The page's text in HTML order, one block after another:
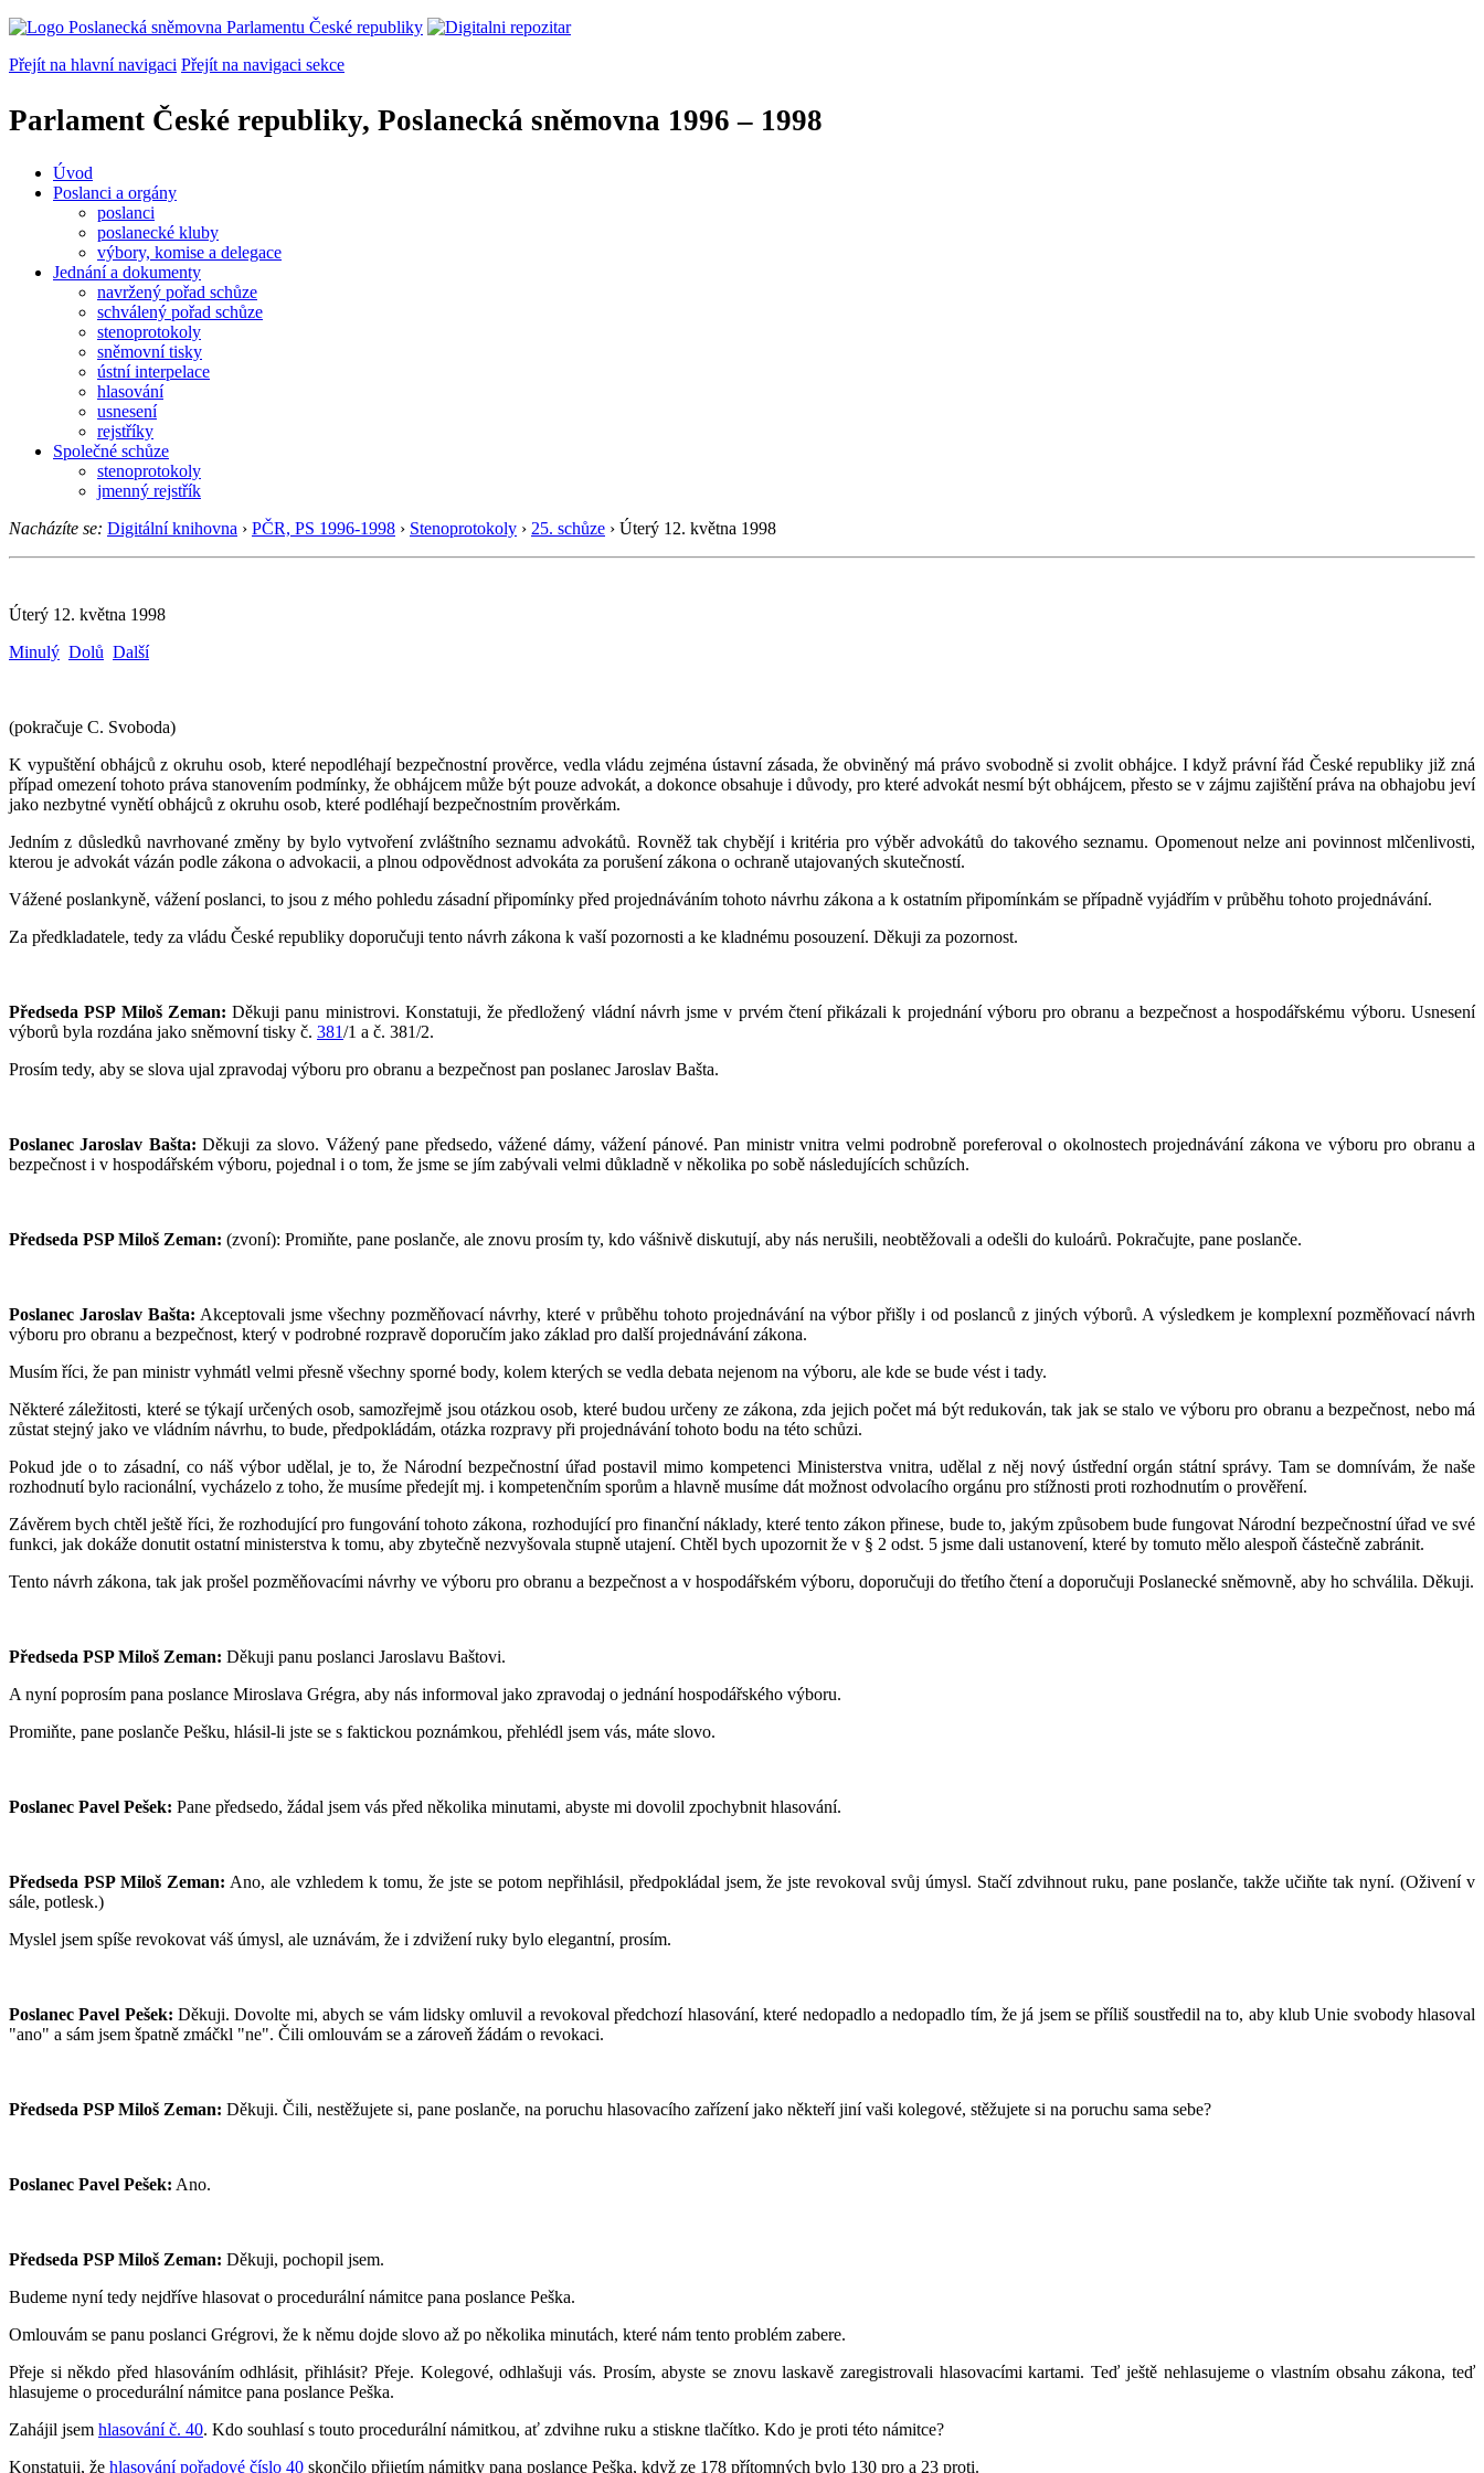
Přejít na hlavní navigaci Přejít na navigaci sekce
Parlament České republiky, Poslanecká sněmovna 1996 – 1998
Úvod
Poslanci a orgány
poslanci
poslanecké kluby
výbory, komise a delegace
Jednání a dokumenty
navržený pořad schůze
schválený pořad schůze
stenoprotokoly
sněmovní tisky
ústní interpelace
hlasování
usnesení
rejstříky
Společné schůze
stenoprotokoly
jmenný rejstřík
Nacházíte se: Digitální knihovna › PČR, PS 1996-1998 › Stenoprotokoly › 25. schůze › Úterý 12. května 1998
Úterý 12. května 1998
Minulý Dolů Další
(pokračuje C. Svoboda)
K vypuštění obhájců z okruhu osob, které nepodléhají bezpečnostní prověrce, vedla vládu zejména ústavní zásada, že obviněný má právo svobodně si zvolit obhájce. I když právní řád České republiky již zná
případ omezení tohoto práva stanovením podmínky, že obhájcem může být pouze advokát, a dokonce obsahuje i důvody, pro které advokát nesmí být obhájcem, přesto se v zájmu zajištění práva na obhajobu jeví
jako nezbytné vynětí obhájců z okruhu osob, které podléhají bezpečnostním prověrkám.
Jedním z důsledků navrhované změny by bylo vytvoření zvláštního seznamu advokátů. Rovněž tak chybějí i kritéria pro výběr advokátů do takového seznamu. Opomenout nelze ani povinnost mlčenlivosti,
kterou je advokát vázán podle zákona o advokacii, a plnou odpovědnost advokáta za porušení zákona o ochraně utajovaných skutečností.
Vážené poslankyně, vážení poslanci, to jsou z mého pohledu zásadní připomínky před projednáváním tohoto návrhu zákona a k ostatním připomínkám se případně vyjádřím v průběhu tohoto projednávání.
Za předkladatele, tedy za vládu České republiky doporučuji tento návrh zákona k vaší pozornosti a ke kladnému posouzení. Děkuji za pozornost.
Předseda PSP Miloš Zeman: Děkuji panu ministrovi. Konstatuji, že předložený vládní návrh jsme v prvém čtení přikázali k projednání výboru pro obranu a bezpečnost a hospodářskému výboru. Usnesení
výborů byla rozdána jako sněmovní tisky č. 381/1 a č. 381/2.
Prosím tedy, aby se slova ujal zpravodaj výboru pro obranu a bezpečnost pan poslanec Jaroslav Bašta.
Poslanec Jaroslav Bašta: Děkuji za slovo. Vážený pane předsedo, vážené dámy, vážení pánové. Pan ministr vnitra velmi podrobně poreferoval o okolnostech projednávání zákona ve výboru pro obranu a
bezpečnost i v hospodářském výboru, pojednal i o tom, že jsme se jím zabývali velmi důkladně v několika po sobě následujících schůzích.
Předseda PSP Miloš Zeman: (zvoní): Promiňte, pane poslanče, ale znovu prosím ty, kdo vášnivě diskutují, aby nás nerušili, neobtěžovali a odešli do kuloárů. Pokračujte, pane poslanče.
Poslanec Jaroslav Bašta: Akceptovali jsme všechny pozměňovací návrhy, které v průběhu tohoto projednávání na výbor přišly i od poslanců z jiných výborů. A výsledkem je komplexní pozměňovací návrh
výboru pro obranu a bezpečnost, který v podrobné rozpravě doporučím jako základ pro další projednávání zákona.
Musím říci, že pan ministr vyhmátl velmi přesně všechny sporné body, kolem kterých se vedla debata nejenom na výboru, ale kde se bude vést i tady.
Některé záležitosti, které se týkají určených osob, samozřejmě jsou otázkou osob, které budou určeny ze zákona, zda jejich počet má být redukován, tak jak se stalo ve výboru pro obranu a bezpečnost, nebo má
zůstat stejný jako ve vládním návrhu, to bude, předpokládám, otázka rozpravy při projednávání tohoto bodu na této schůzi.
Pokud jde o to zásadní, co náš výbor udělal, je to, že Národní bezpečnostní úřad postavil mimo kompetenci Ministerstva vnitra, udělal z něj nový ústřední orgán státní správy. Tam se domnívám, že naše
rozhodnutí bylo racionální, vycházelo z toho, že musíme předejít mj. i kompetenčním sporům a hlavně musíme dát možnost odvolacího orgánu pro stížnosti proti rozhodnutím o prověření.
Závěrem bych chtěl ještě říci, že rozhodující pro fungování tohoto zákona, rozhodující pro finanční náklady, které tento zákon přinese, bude to, jakým způsobem bude fungovat Národní bezpečnostní úřad ve své
funkci, jak dokáže donutit ostatní ministerstva k tomu, aby zbytečně nezvyšovala stupně utajení. Chtěl bych upozornit že v § 2 odst. 5 jsme dali ustanovení, které by tomuto mělo alespoň částečně zabránit.
Tento návrh zákona, tak jak prošel pozměňovacími návrhy ve výboru pro obranu a bezpečnost a v hospodářském výboru, doporučuji do třetího čtení a doporučuji Poslanecké sněmovně, aby ho schválila. Děkuji.
Předseda PSP Miloš Zeman: Děkuji panu poslanci Jaroslavu Baštovi.
A nyní poprosím pana poslance Miroslava Grégra, aby nás informoval jako zpravodaj o jednání hospodářského výboru.
Promiňte, pane poslanče Pešku, hlásil-li jste se s faktickou poznámkou, přehlédl jsem vás, máte slovo.
Poslanec Pavel Pešek: Pane předsedo, žádal jsem vás před několika minutami, abyste mi dovolil zpochybnit hlasování.
Předseda PSP Miloš Zeman: Ano, ale vzhledem k tomu, že jste se potom nepřihlásil, předpokládal jsem, že jste revokoval svůj úmysl. Stačí zdvihnout ruku, pane poslanče, takže učiňte tak nyní. (Oživení v
sále, potlesk.)
Myslel jsem spíše revokovat váš úmysl, ale uznávám, že i zdvižení ruky bylo elegantní, prosím.
Poslanec Pavel Pešek: Děkuji. Dovolte mi, abych se vám lidsky omluvil a revokoval předchozí hlasování, které nedopadlo a nedopadlo tím, že já jsem se příliš soustředil na to, aby klub Unie svobody hlasoval
"ano" a sám jsem špatně zmáčkl "ne". Čili omlouvám se a zároveň žádám o revokaci.
Předseda PSP Miloš Zeman: Děkuji. Čili, nestěžujete si, pane poslanče, na poruchu hlasovacího zařízení jako někteří jiní vaši kolegové, stěžujete si na poruchu sama sebe?
Poslanec Pavel Pešek: Ano.
Předseda PSP Miloš Zeman: Děkuji, pochopil jsem.
Budeme nyní tedy nejdříve hlasovat o procedurální námitce pana poslance Peška.
Omlouvám se panu poslanci Grégrovi, že k němu dojde slovo až po několika minutách, které nám tento problém zabere.
Přeje si někdo před hlasováním odhlásit, přihlásit? Přeje. Kolegové, odhlašuji vás. Prosím, abyste se znovu laskavě zaregistrovali hlasovacími kartami. Teď ještě nehlasujeme o vlastním obsahu zákona, teď
hlasujeme o procedurální námitce pana poslance Peška.
Zahájil jsem hlasování č. 40. Kdo souhlasí s touto procedurální námitkou, ať zdvihne ruku a stiskne tlačítko. Kdo je proti této námitce?
Konstatuji, že hlasování pořadové číslo 40 skončilo přijetím námitky pana poslance Peška, když ze 178 přítomných bylo 130 pro a 23 proti.